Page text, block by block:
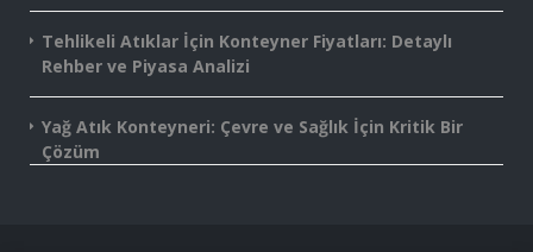
Tehlikeli Atıklar İçin Konteyner Fiyatları: Detaylı
Rehber ve Piyasa Analizi
Yağ Atık Konteyneri: Çevre ve Sağlık İçin Kritik Bir
Çözüm